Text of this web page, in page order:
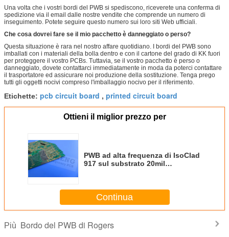
Una volta che i vostri bordi del PWB si spediscono, riceverete una conferma di
spedizione via il email dalle nostre vendite che comprende un numero di
inseguimento. Potete seguire questo numero sui loro siti Web ufficiali.
Che cosa dovrei fare se il mio pacchetto è danneggiato o perso?
Questa situazione è rara nel nostro affare quotidiano. I bordi del PWB sono
imballati con i materiali della bolla dentro e con il cartone del grado di KK fuori
per proteggere il vostro PCBs. Tuttavia, se il vostro pacchetto è perso o
danneggiato, dovete contattarci immediatamente in moda da poterci contattare
il trasportatore ed assicurare noi produzione della sostituzione. Tenga prego
tutti gli oggetti nocivi compreso l'imballaggio nocivo per il riferimento.
Etichette: pcb circuit board , printed circuit board
Ottieni il miglior prezzo per
PWB ad alta frequenza di IsoClad
917 sul substrato 20mil
della lega per saldatura
Continua
Più Bordo del PWB di Rogers